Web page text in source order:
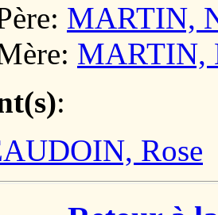
MARTIN,
MARTIN,
:
Rose